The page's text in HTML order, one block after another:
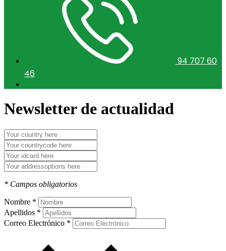
94 707 60
46
Newsletter de actualidad
* Campos obligatorios
Nombre *
Apellidos *
Correo Electrónico *